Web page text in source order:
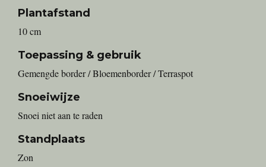
Plantafstand
10 cm
Toepassing & gebruik
Gemengde border / Bloemenborder / Terraspot
Snoeiwijze
Snoei niet aan te raden
Standplaats
Zon